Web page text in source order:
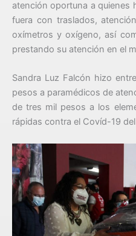
atención oportuna a quienes
fuera con traslados,
oxímetros y oxígeno, así
prestando su atención en el
Sandra Luz Falcón hizo
pesos a paramédicos de
de tres mil pesos a los
rápidas contra el Covíd-19